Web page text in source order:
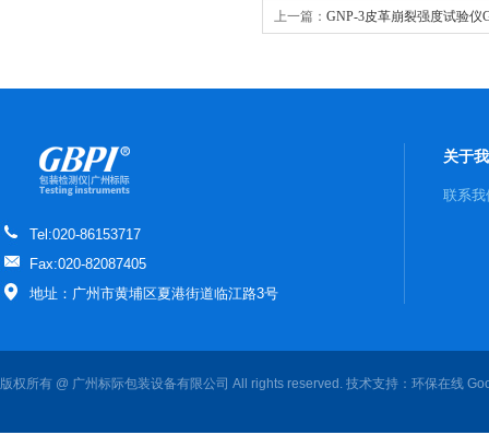
上一篇： GNP-3皮革崩裂强度试验仪
Tel:020-86153717
Fax:020-82087405
地址：广州市黄埔区夏港街道临江路3号
关于
联系我
版权所有 @ 广州标际包装设备有限公司 All rights reserved. 技术支持： 环保在线